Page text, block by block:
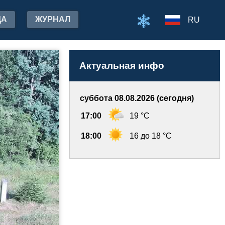
ЖУРНАЛ RU
Актуальная инфо
суббота 08.08.2026 (сегодня)
17:00 19 °C
18:00 16 до 18 °C